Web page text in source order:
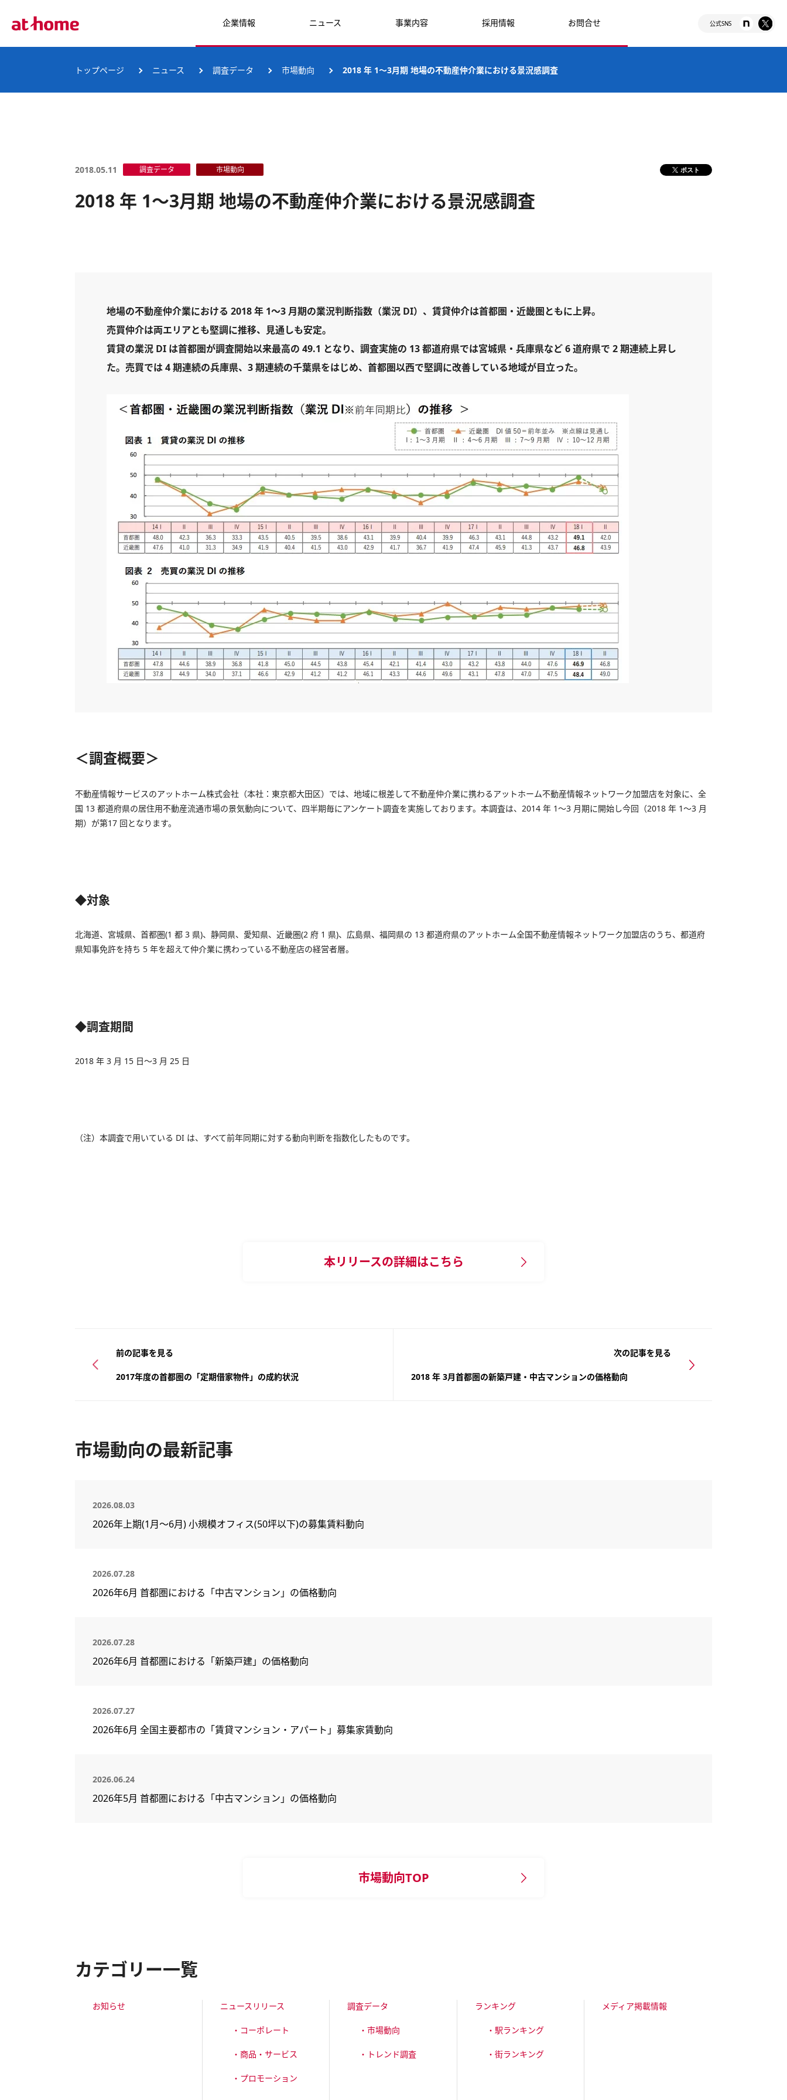
企業情報 ニュース 事業内容 採用情報 お問合せ 公式SNS
トップページ ニュース 調査データ 市場動向 2018 年 1～3月期 地場の不動産仲介業における景況感調査
2018.05.11 調査データ 市場動向 ポスト
2018 年 1～3月期 地場の不動産仲介業における景況感調査
地場の不動産仲介業における 2018 年 1～3 月期の業況判断指数（業況 DI）、賃貸仲介は首都圏・近畿圏ともに上昇。
売買仲介は両エリアとも堅調に推移、見通しも安定。
賃貸の業況 DI は首都圏が調査開始以来最高の 49.1 となり、調査実施の 13 都道府県では宮城県・兵庫県など 6 道府県で 2 期連続上昇し
た。売買では 4 期連続の兵庫県、3 期連続の千葉県をはじめ、首都圏以西で堅調に改善している地域が目立った。
＜調査概要＞
不動産情報サービスのアットホーム株式会社（本社：東京都大田区）では、地域に根差して不動産仲介業に携わるアットホーム不動産情報ネットワーク加盟店を対象に、全
国 13 都道府県の居住用不動産流通市場の景気動向について、四半期毎にアンケート調査を実施しております。本調査は、2014 年 1～3 月期に開始し今回（2018 年 1～3 月
期）が第17 回となります。
◆対象
北海道、宮城県、首都圏(1 都 3 県)、静岡県、愛知県、近畿圏(2 府 1 県)、広島県、福岡県の 13 都道府県のアットホーム全国不動産情報ネットワーク加盟店のうち、都道府
県知事免許を持ち 5 年を超えて仲介業に携わっている不動産店の経営者層。
◆調査期間
2018 年 3 月 15 日～3 月 25 日
（注）本調査で用いている DI は、すべて前年同期に対する動向判断を指数化したものです。
本リリースの詳細はこちら
前の記事を見る
2017年度の首都圏の「定期借家物件」の成約状況
次の記事を見る
2018 年 3月首都圏の新築戸建・中古マンションの価格動向
市場動向の最新記事
2026.08.03
2026年上期(1月～6月) 小規模オフィス(50坪以下)の募集賃料動向
2026.07.28
2026年6月 首都圏における「中古マンション」の価格動向
2026.07.28
2026年6月 首都圏における「新築戸建」の価格動向
2026.07.27
2026年6月 全国主要都市の「賃貸マンション・アパート」募集家賃動向
2026.06.24
2026年5月 首都圏における「中古マンション」の価格動向
市場動向TOP
カテゴリー一覧
お知らせ ニュースリリース
・コーポレート
・商品・サービス
・プロモーション
調査データ
・市場動向
・トレンド調査
ランキング
・駅ランキング
・街ランキング
メディア掲載情報